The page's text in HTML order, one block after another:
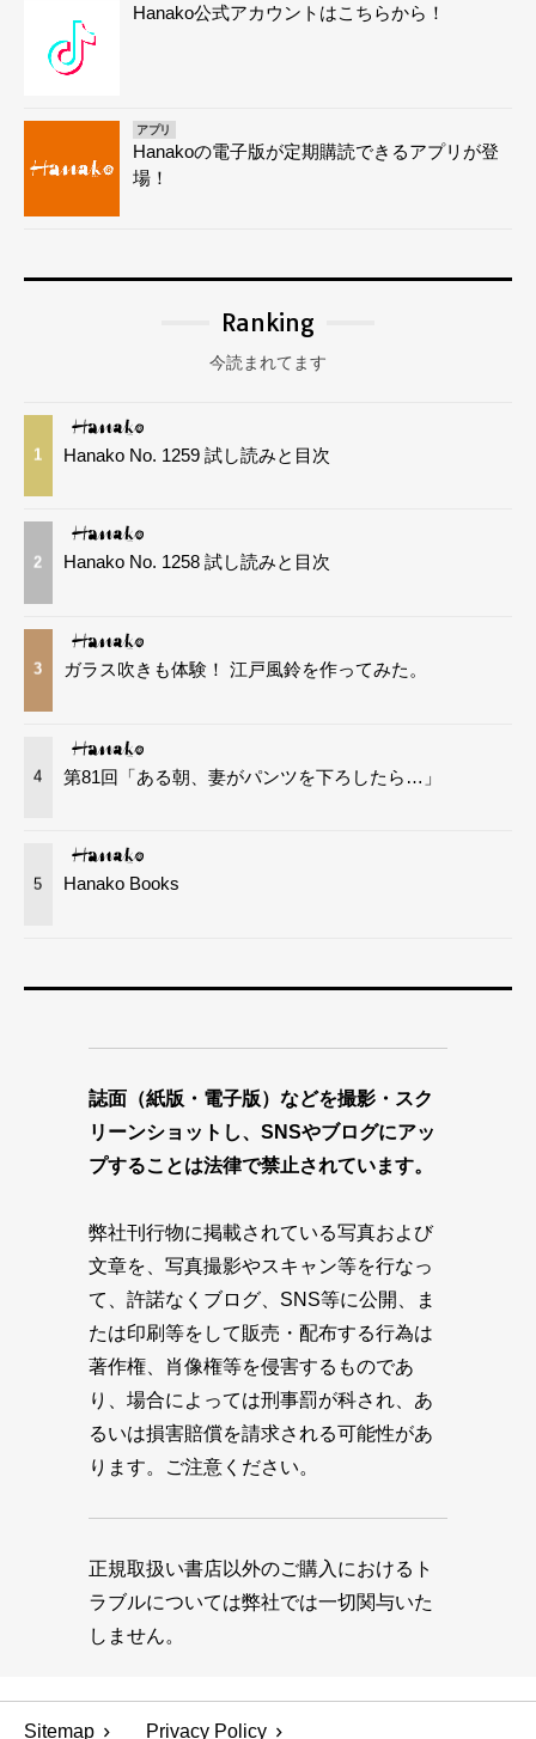
Hanako公式アカウントはこちらから！
アプリ
Hanakoの電子版が定期購読できるアプリが登
場！
Ranking
今読まれてます
1 Hanako No. 1259 試し読みと目次
2 Hanako No. 1258 試し読みと目次
3 ガラス吹きも体験！ 江戸風鈴を作ってみた。
4 第81回「ある朝、妻がパンツを下ろしたら…」
5 Hanako Books
誌面（紙版・電子版）などを撮影・スク
リーンショットし、SNSやブログにアッ
プすることは法律で禁止されています。
弊社刊行物に掲載されている写真および
文章を、写真撮影やスキャン等を行なっ
て、許諾なくブログ、SNS等に公開、ま
たは印刷等をして販売・配布する行為は
著作権、肖像権等を侵害するものであ
り、場合によっては刑事罰が科され、あ
るいは損害賠償を請求される可能性があ
ります。ご注意ください。
正規取扱い書店以外のご購入におけるト
ラブルについては弊社では一切関与いた
しません。
Sitemap Privacy Policy